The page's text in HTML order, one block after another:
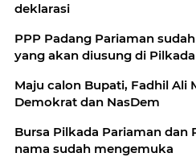
deklarasi
PPP Padang Pariaman
yang akan diusung di Pilkada
Maju calon Bupati, Fadhil Ali
Demokrat dan NasDem
Bursa Pilkada Pariaman dan
nama sudah mengemuka